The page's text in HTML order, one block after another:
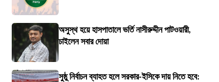
অসুস্থ হয়ে হাসপাতালে ভর্তি নাসীরুদ্দীন পাটওয়ারী,
চাইলেন সবার দোয়া
সুষ্ঠু নির্বাচন ব্যাহত হলে সরকার-ইসিকে দায় নিতে হবে: